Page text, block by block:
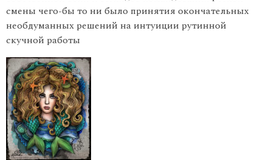
смены чего-бы то ни было принятия окончательных
необдуманных решений на интуиции рутинной
скучной работы